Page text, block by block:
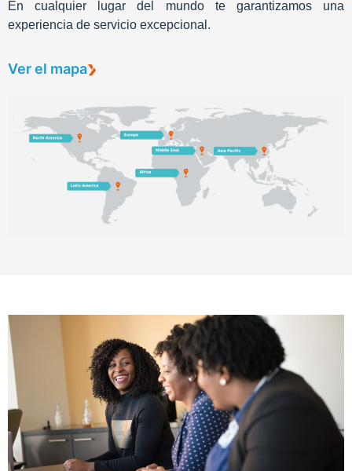
En cualquier lugar del mundo te garantizamos una
experiencia de servicio excepcional.
Ver el mapa